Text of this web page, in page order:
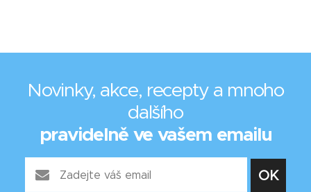
Novinky, akce, recepty a mnoho
dalšího
pravidelně ve vašem emailu